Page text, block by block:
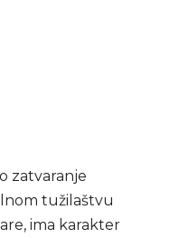
zatvaranje
tužilaštvu
ima karakter